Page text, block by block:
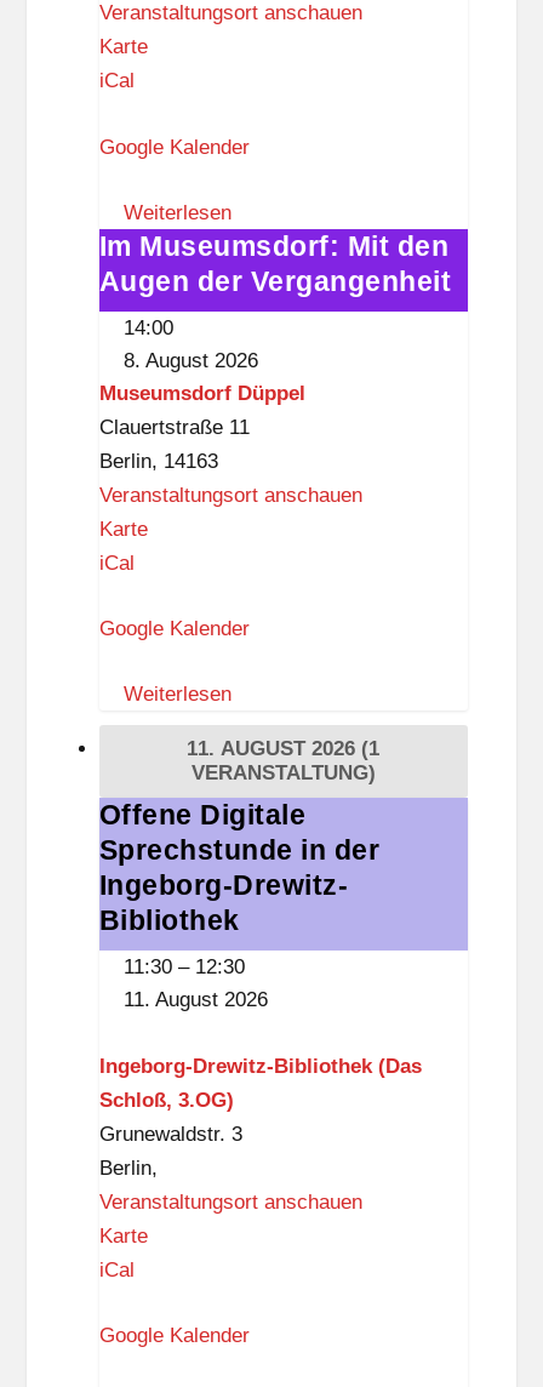
b
l
t
e
k
(
D
a
s
S
c
h
l
,
.
O
)
Veranstaltungsort anschauen
KarteA
i
u
a
r
i
a
t
H
e
n
n
c
iCal
Google Kalender
Weiterlesen
Im
Museumsdorf:
Mit
Im Museumsdorf: Mit den
Augen der Vergangenheit
14:00
8. August 2026
Museumsdorf Düppel
Clauertstraße 11
Berlin, 14163
Veranstaltungsort anschauen
KarteM
e
m
s
o
f
D
ü
p
p
l
iCal
Google Kalender
Weiterlesen
11. AUGUST 2026 (1
VERANSTALTUNG)
Offene
Digitale
Sprechstunde
in
der
Offene Digitale
Sprechstunde in der
Ingeborg-Drewitz-
Bibliothek
11:30 – 12:30
11. August 2026
Ingeborg-Drewitz-Bibliothek (Das
Schloß, 3.OG)
Grunewaldstr. 3
Berlin,
Veranstaltungsort anschauen
KarteI
e
iCal
Google Kalender